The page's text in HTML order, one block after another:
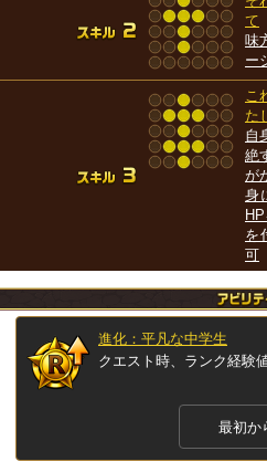
て
味
ー
こ
た
自
絶
が
身
を
可
進化：平凡な中学生
クエスト時、ランク経験
最初か